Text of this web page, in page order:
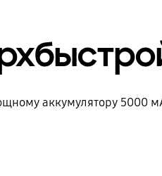
аккумулятору 5000